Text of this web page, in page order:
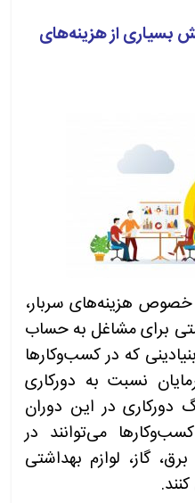
بسیاری از هزینه‌های
خصوص هزینه‌های سربار،
برای مشاغل به حساب
که در کسب‌وکارها
نسبت به دورکاری
دورکاری در این دوران
می‌توانند در
گاز، لوازم بهداشتی